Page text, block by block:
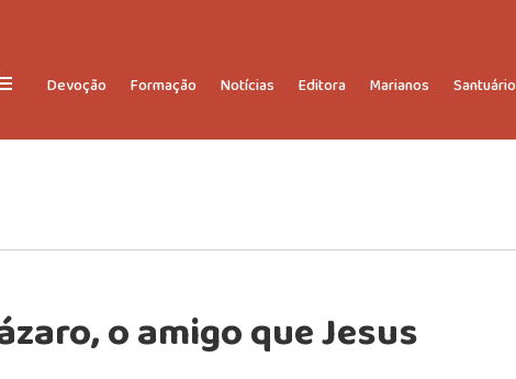
Devoção Formação Notícias Editora Marianos Santuário
o amigo que Jesus